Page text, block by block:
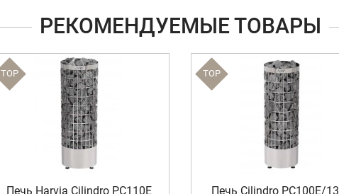
РЕКОМЕНДУЕМЫЕ ТОВАРЫ
TOP
Печь Harvia Cilindro PC110E
TOP
Печь Cilindro PC100E/